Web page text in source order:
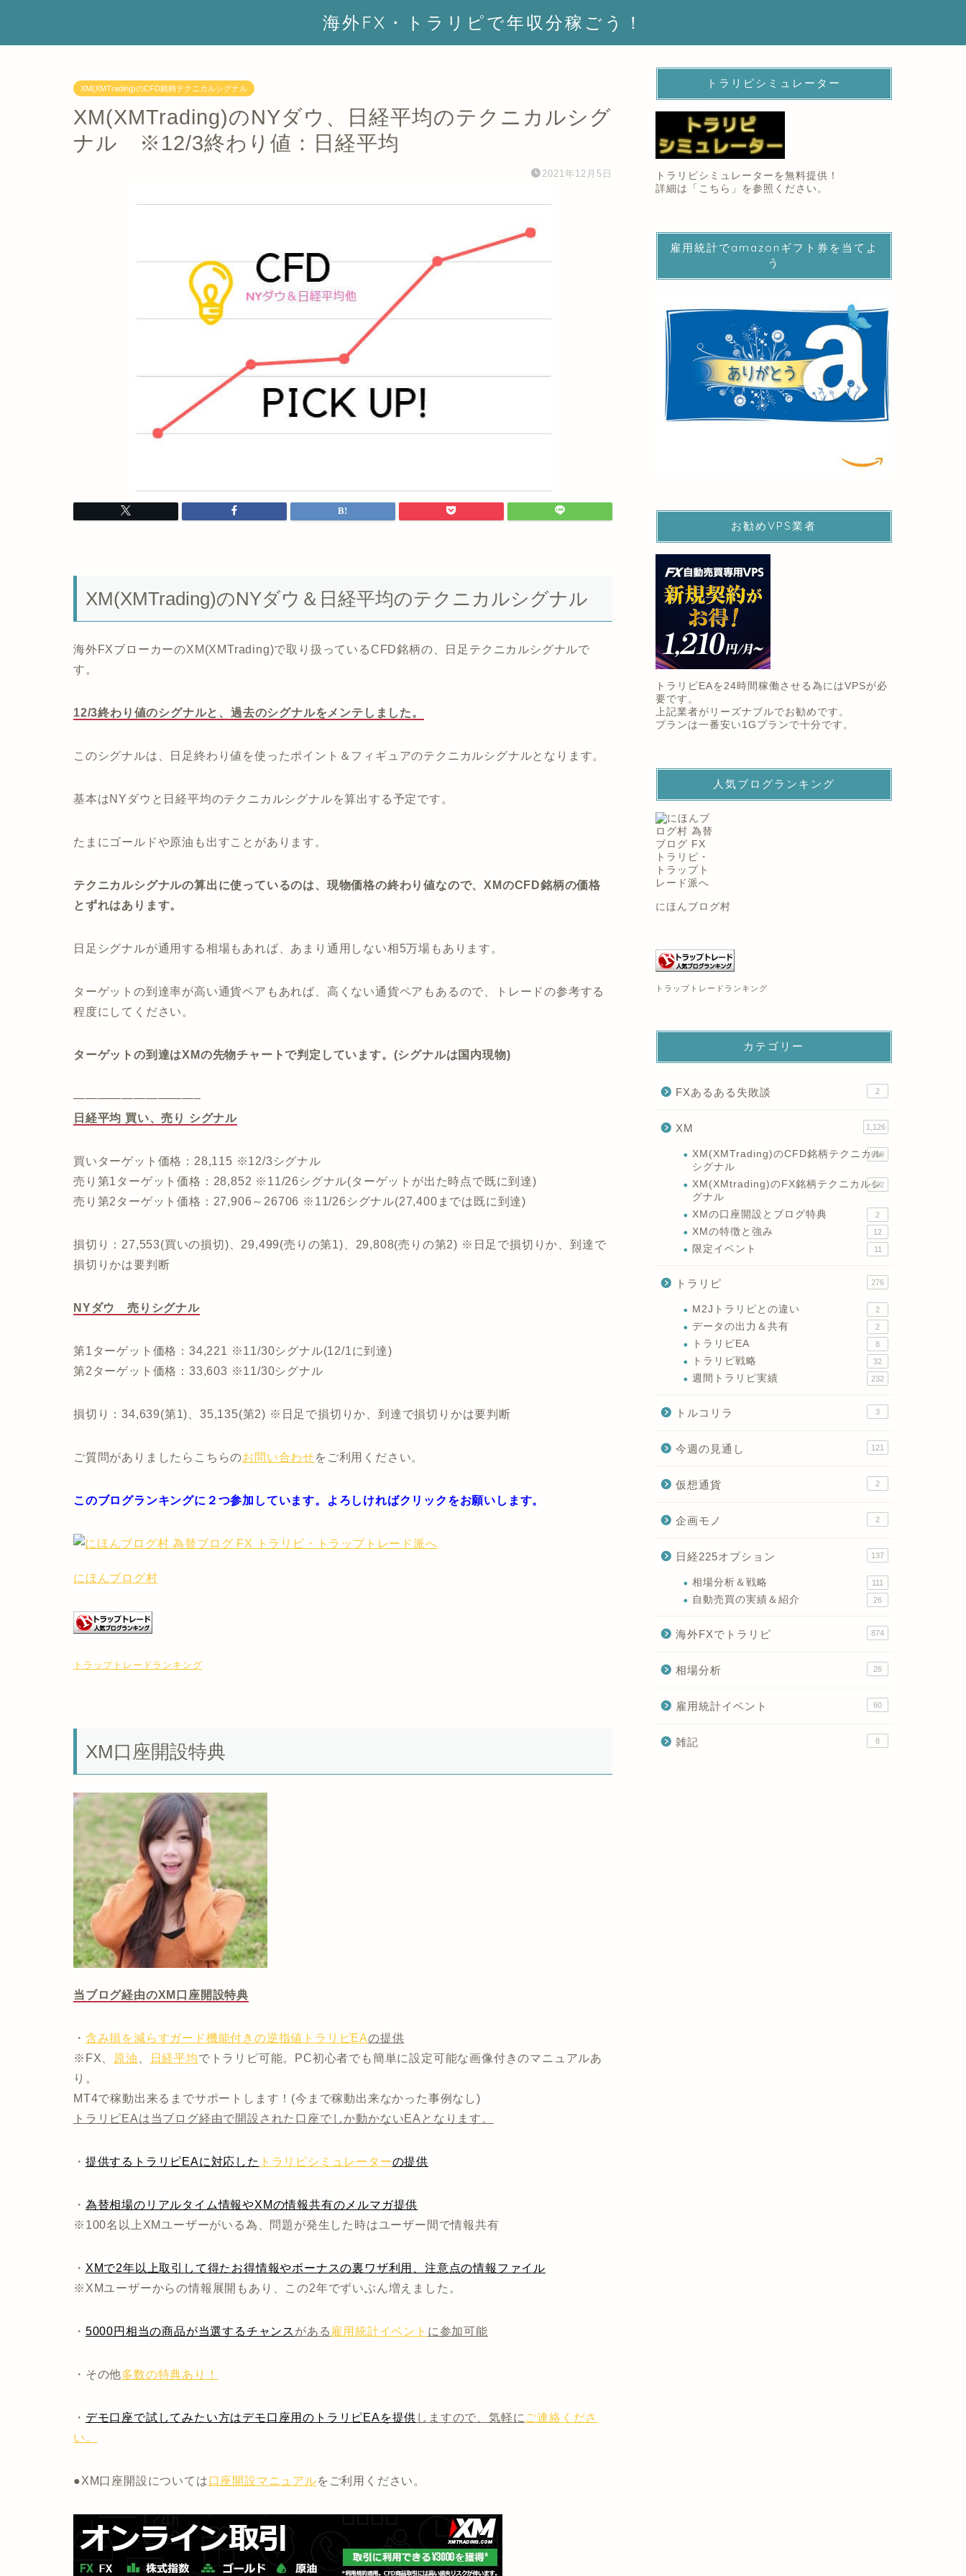
海外FX・トラリピで年収分稼ごう！
XM(XMTrading)のCFD銘柄テクニカルシグナル
XM(XMTrading)のNYダウ、日経平均のテクニカルシグ
ナル ※12/3終わり値：日経平均
2021年12月5日
XM(XMTrading)のNYダウ＆日経平均のテクニカルシグナル
海外FXブローカーのXM(XMTrading)で取り扱っているCFD銘柄の、日足テクニカルシグナルで
す。
12/3終わり値のシグナルと、過去のシグナルをメンテしました。
このシグナルは、日足終わり値を使ったポイント＆フィギュアのテクニカルシグナルとなります。
基本はNYダウと日経平均のテクニカルシグナルを算出する予定です。
たまにゴールドや原油も出すことがあります。
テクニカルシグナルの算出に使っているのは、現物価格の終わり値なので、XMのCFD銘柄の価格
とずれはあります。
日足シグナルが通用する相場もあれば、あまり通用しない相5万場もあります。
ターゲットの到達率が高い通貨ペアもあれば、高くない通貨ペアもあるので、トレードの参考する
程度にしてください。
ターゲットの到達はXMの先物チャートで判定しています。(シグナルは国内現物)
——————————–
日経平均 買い、売り シグナル
買いターゲット価格：28,115 ※12/3シグナル
売り第1ターゲット価格：28,852 ※11/26シグナル(ターゲットが出た時点で既に到達)
売り第2ターゲット価格：27,906～26706 ※11/26シグナル(27,400までは既に到達)
損切り：27,553(買いの損切)、29,499(売りの第1)、29,808(売りの第2) ※日足で損切りか、到達で
損切りかは要判断
NYダウ 売りシグナル
第1ターゲット価格：34,221 ※11/30シグナル(12/1に到達)
第2ターゲット価格：33,603 ※11/30シグナル
損切り：34,639(第1)、35,135(第2) ※日足で損切りか、到達で損切りかは要判断
ご質問がありましたらこちらのお問い合わせをご利用ください。
このブログランキングに２つ参加しています。よろしければクリックをお願いします。
にほんブログ村
トラップトレードランキング
XM口座開設特典
当ブログ経由のXM口座開設特典
・ 含み損を減らすガード機能付きの逆指値トラリピEAの提供
※FX、
原油 日経平均でトラリピ可能。PC初心者でも簡単に設定可能な画像付きのマニュアルあ
り。
MT4で稼動出来るまでサポートします！(今まで稼動出来なかった事例なし)
トラリピEAは当ブログ経由で開設された口座でしか動かないEAとなります。
・ 提供するトラリピEAに対応した トラリピシミュレーターの提供
・ 為替相場のリアルタイム情報やXMの情報共有のメルマガ提供
※100名以上XMユーザーがいる為、問題が発生した時はユーザー間で情報共有
・ XMで2年以上取引して得たお得情報やボーナスの裏ワザ利用、注意点の情報ファイル
※XMユーザーからの情報展開もあり、この2年でずいぶん増えました。
・ 5000円相当の商品が当選するチャンス がある 雇用統計イベント に参加可能
・その他多数の特典あり！
・ デモ口座で試してみたい方はデモ口座用のトラリピEAを提供 しますので、気軽に ご連絡くださ
い。
●XM口座開設については口座開設マニュアルをご利用ください。
トラリピシミュレーター
トラリピシミュレーターを無料提供！
詳細は「 こちら 」を参照ください。
雇用統計でamazonギフト券を当てよ
う
お勧めVPS業者
トラリピEAを24時間稼働させる為にはVPSが必
要です。
上記業者がリーズナブルでお勧めです。
プランは一番安い1Gプランで十分です。
人気ブログランキング
にほんブログ村
トラップトレードランキング
カテゴリー
FXあるある失敗談 2
XM 1,126
XM(XMTrading)のCFD銘柄テクニカル
シグナル
699
XM(XMtrading)のFX銘柄テクニカルシ
グナル
402
XMの口座開設とブログ特典 2
XMの特徴と強み 12
限定イベント 11
トラリピ 276
M2Jトラリピとの違い 2
データの出力＆共有 2
トラリピEA 8
トラリピ戦略 32
週間トラリピ実績 232
トルコリラ 3
今週の見通し 121
仮想通貨 2
企画モノ 2
日経225オプション 137
相場分析＆戦略 111
自動売買の実績＆紹介 26
海外FXでトラリピ 874
相場分析 26
雇用統計イベント 60
雑記 8